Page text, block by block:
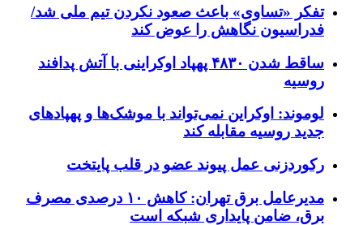
تفکر «تساوی» باعث صعود نکردن تیم ملی شد/
فدراسیون نگاهش را عوض کند
ساقط شدن ۴۸۳۰ پهپاد اوکراینی با آتش پدافند
روسیه
لوموند: اوکراین نمی‌تواند با موشک‌ها و پهپادهای
جدید روسیه مقابله کند
رکوردزنی عمل پیوند عضو در قلب پایتخت
مدیرعامل برق تهران: کاهش ۱۰ درصدی مصرف
برق، ضامن پایداری شبکه است